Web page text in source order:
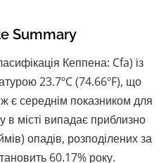
Summary
Кеппена: Cfa) із
23.7ºC (74.66ºF), що
є середнім показником для
місті випадає приблизно
опадів, розподілених за
60.17% року.